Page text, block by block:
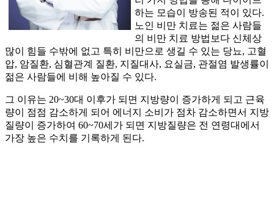
하는 모습이 방송된 적이 있다.
노인 비만 치료는 젊은 사람들
의 비만 치료 방법보다 신체상
많이 힘들 수밖에 없고 특히 비만으로 생길 수 있는 당뇨, 고혈
압, 암질환, 심혈관계 질환, 지질대사, 요실금, 관절염 발생률이
젊은 사람들에 비해 높아질 수 있다.
그 이유는 20~30대 이후가 되면 지방량이 증가하게 되고 근육
량이 점점 감소하게 되어 에너지 소비가 점차 감소하면서 지방
질량이 증가하여 60~70세가 되면 지방질량은 전 연령대에서
가장 높은 수치를 기록하게 된다.